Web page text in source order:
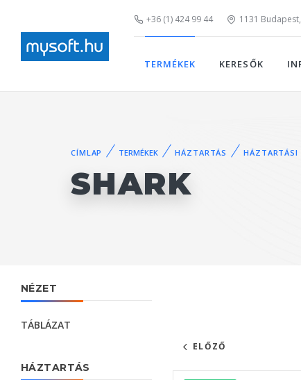
+36 (1) 424 99 44 1131
TERMÉKEK KERESŐK
CÍMLAP TERMÉKEK HÁZTARTÁS HÁZTARTÁSI
SHARK
NÉZET
TÁBLÁZAT
HÁZTARTÁS
ELŐZŐ